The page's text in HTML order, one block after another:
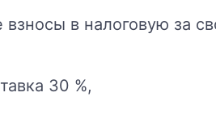
в налоговую за
30 %,